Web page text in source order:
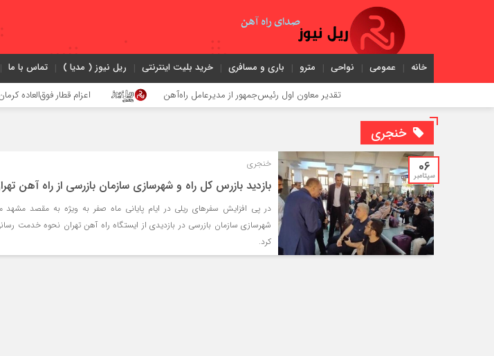
خانه عمومی نواحی مترو باری و مسافری خرید بلیت اینترنتی ریل نیوز ( مدیا ) تماس با ما
تقدیر معاون اول رئیس‌جمهور از مدیرعامل راه‌آهن اعزام قطار فوق‌العاده کرمان – خرمشهر
خنجری
06
سپتامبر
خنجری
بازدید بازرس کل راه و شهرسازی سازمان بازرسی از راه آهن
در پی افزایش سفر‌های ریلی در ایام پایانی ماه صفر به ویژه به مقصد
شهرسازی سازمان بازرسی در بازدیدی از ایستگاه راه آهن تهران نحوه خدمت
کرد.